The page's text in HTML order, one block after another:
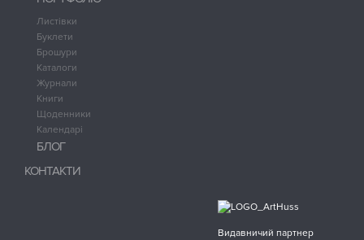
Листівки
Буклети
Брошури
Каталоги
Журнали
Книги
Щоденники
Календарі
БЛОГ
КОНТАКТИ
Видавничий партнер